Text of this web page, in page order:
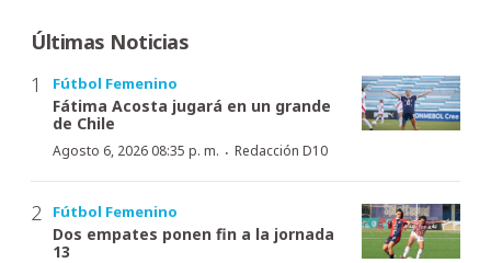
Últimas Noticias
Fútbol Femenino
Fátima Acosta jugará en un grande
de Chile
Agosto 6, 2026 08:35 p. m. · Redacción D10
Fútbol Femenino
Dos empates ponen fin a la jornada
13